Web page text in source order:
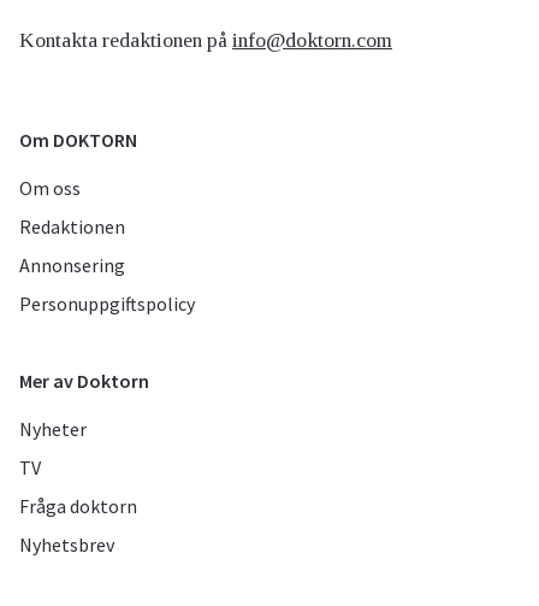
Kontakta redaktionen på info@doktorn.com
Om DOKTORN
Om oss
Redaktionen
Annonsering
Personuppgiftspolicy
Mer av Doktorn
Nyheter
TV
Fråga doktorn
Nyhetsbrev